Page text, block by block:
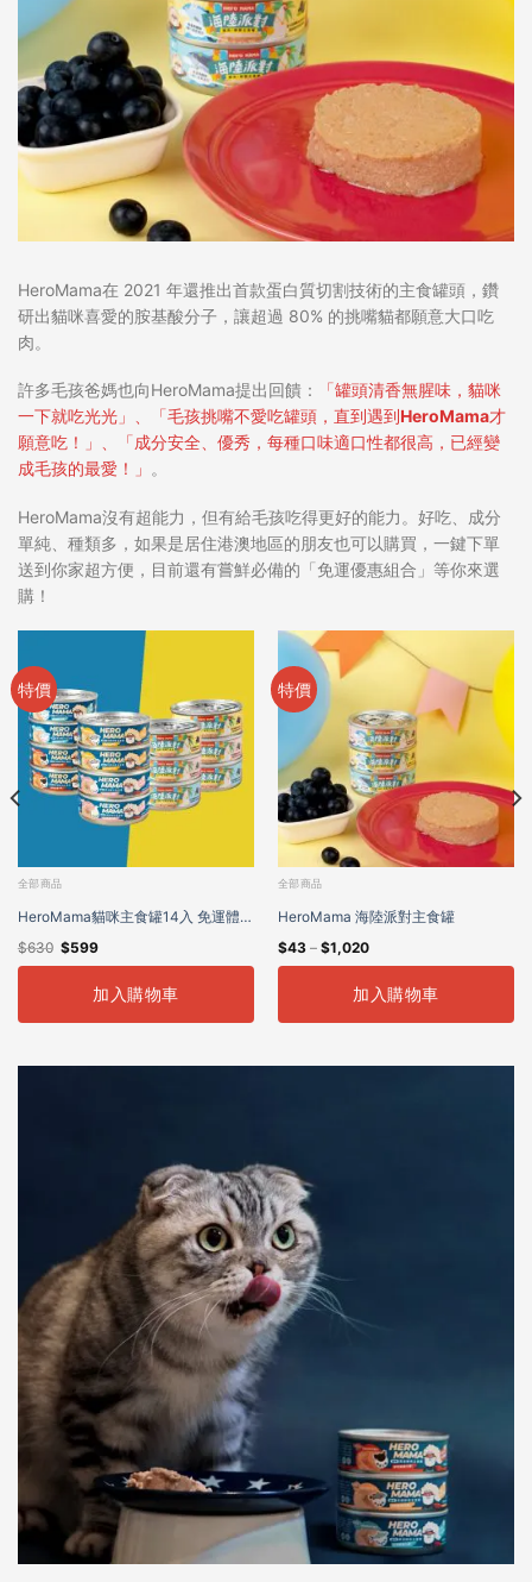
HeroMama在 2021 年還推出首款蛋白質切割技術的主食罐頭，鑽
研出貓咪喜愛的胺基酸分子，讓超過 80% 的挑嘴貓都願意大口吃
肉。
許多毛孩爸媽也向HeroMama提出回饋：
「罐頭清香無腥味，貓咪
一下就吃光光」
「毛孩挑嘴不愛吃罐頭，直到遇到HeroMama才
願意吃！」
「成分安全、優秀，每種口味適口性都很高，已經變
成毛孩的最愛！」 。
HeroMama沒有超能力，但有給毛孩吃得更好的能力。 好吃、成分
單純、種類多，如果是居住港澳地區的朋友也可以購買，一鍵下單
送到你家超方便，目前還有嘗鮮必備的「免運優惠組合」等你來選
購！
特價
全部商品
HeroMama貓咪主食罐14入 免運體驗
組
$630 $599
加入購物車
特價
全部商品
HeroMama 海陸派對主食罐
$43– $1,020
加入購物車